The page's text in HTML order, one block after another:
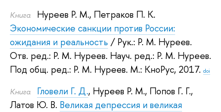
Книга Нуреев Р. М., Петраков П. К.
Экономические санкции против России:
ожидания и реальность / Рук.: Р. М. Нуреев.
Отв. ред.: Р. М. Нуреев. Науч. ред.: Р. М. Нуреев.
Под общ. ред.: Р. М. Нуреев. М.: КноРус, 2017. doi
Книга Гловели Г. Д., Нуреев Р. М., Попов Г. Г.,
Латов Ю. В. Великая депрессия и великая